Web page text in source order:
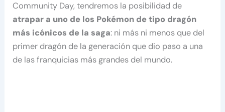
Community Day, tendremos la posibilidad de
atrapar a uno de los Pokémon de tipo dragón
más icónicos de la saga: ni más ni menos que del
primer dragón de la generación que dio paso a una
de las franquicias más grandes del mundo.